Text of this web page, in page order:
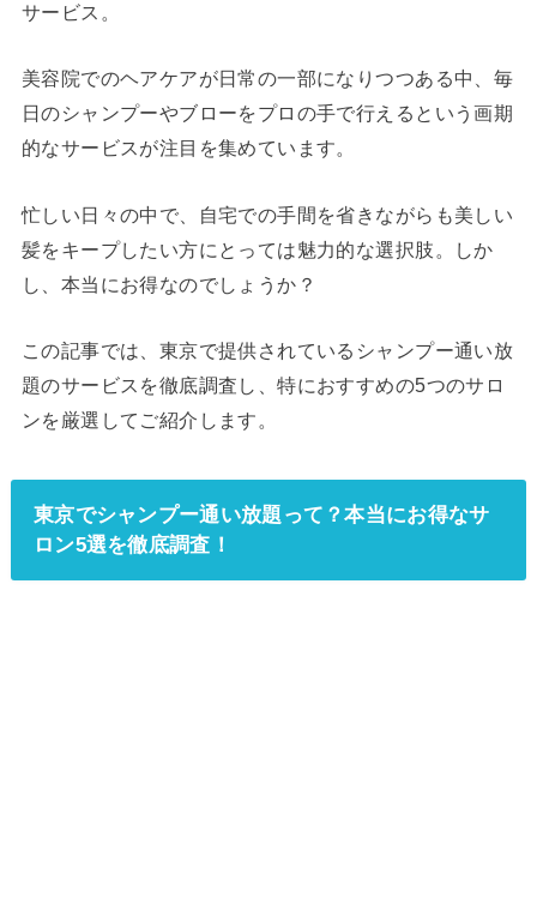
サービス。
美容院でのヘアケアが日常の一部になりつつある中、毎
日のシャンプーやブローをプロの手で行えるという画期
的なサービスが注目を集めています。
忙しい日々の中で、自宅での手間を省きながらも美しい
髪をキープしたい方にとっては魅力的な選択肢。しか
し、本当にお得なのでしょうか？
この記事では、東京で提供されているシャンプー通い放
題のサービスを徹底調査し、特におすすめの5つのサロ
ンを厳選してご紹介します。
東京でシャンプー通い放題って？本当にお得なサ
ロン5選を徹底調査！